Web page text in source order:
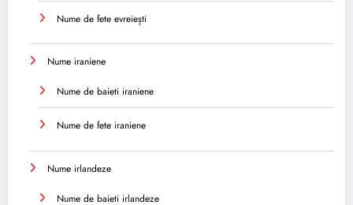
Nume de fete evreiești
Nume iraniene
Nume de baieti iraniene
Nume de fete iraniene
Nume irlandeze
Nume de baieti irlandeze